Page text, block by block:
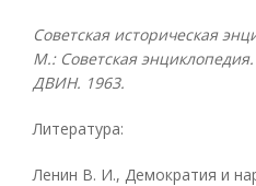
Советская историческая
М.: Советская
ДВИН. 1963.
Литература:
Ленин В. И., Демократия и